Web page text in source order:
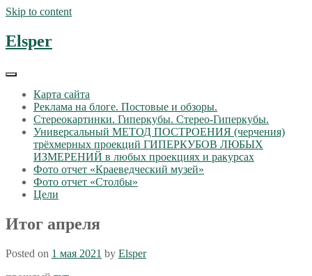
Skip to content
Elsper
Карта сайта
Реклама на блоге. Постовые и обзоры.
Стереокартинки. Гиперкубы. Стерео-Гиперкубы.
Универсальный МЕТОД ПОСТРОЕНИЯ (черчения)
трёхмерных проекций ГИПЕРКУБОВ ЛЮБЫХ
ИЗМЕРЕНИЙ в любых проекциях и ракурсах
Фото отчет «Краеведческий музей»
Фото отчет «Столбы»
Цели
Итог апреля
Posted on 1 мая 2021 by Elsper